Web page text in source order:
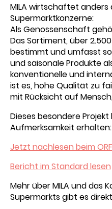
MILA wirtschaftet anders
Supermarktkonzerne:
Als Genossenschaft
Das Sortiment, über
bestimmt und umfasst
und saisonale Produkte
konventionelle und
ist es, hohe Qualität zu
mit Rücksicht auf
Dieses besondere
Aufmerksamkeit erhalten:
Jetzt nachlesen beim ORF
Bericht im Standard lesen
Mehr über MILA und das
Supermarkts gibt es